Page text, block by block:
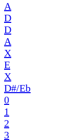
A
D
D
A
X
E
X
D#/Eb
0
1
2
3